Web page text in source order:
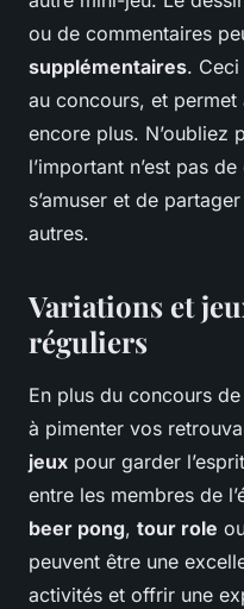
ou de commentaires
supplémentaires.
au concours, et permet
encore plus. N’oubliez
l’important n’est pas
s’amuser et de
autres.
Variations et
réguliers
En plus du concours
à pimenter vos
jeux pour garder
entre les membres de
beer pong, tour role
peuvent être une
activités et offrir une